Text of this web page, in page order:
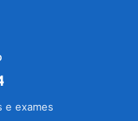
e exames